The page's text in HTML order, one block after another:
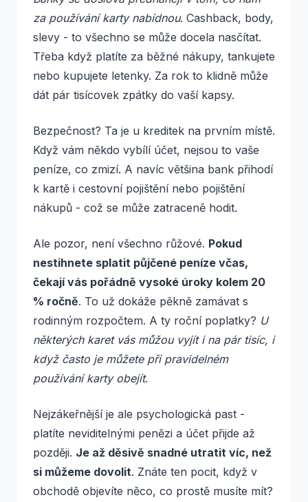
za používání karty nabídnou. Cashback, body,
slevy - to všechno se může docela nasčítat.
Třeba když platíte za běžné nákupy, tankujete
nebo kupujete letenky. Za rok to klidně může
dát pár tisícovek zpátky do vaší kapsy.
Bezpečnost? Ta je u kreditek na prvním místě.
Když vám někdo vybílí účet, nejsou to vaše
peníze, co zmizí. A navíc většina bank přihodí
k kartě i cestovní pojištění nebo pojištění
nákupů - což se může zatraceně hodit.
Ale pozor, není všechno růžové. Pokud
nestihnete splatit půjčené peníze včas,
čekají vás pořádně vysoké úroky kolem 20
% ročně. To už dokáže pěkně zamávat s
rodinným rozpočtem. A ty roční poplatky? U
některých karet vás můžou vyjít i na pár tisíc, i
když často je můžete při pravidelném
používání karty obejít.
Nejzákeřnější je ale psychologická past -
platíte neviditelnými penězi a účet přijde až
později. Je až děsivě snadné utratit víc, než
si můžeme dovolit. Znáte ten pocit, když v
obchodě objevíte něco, co prostě musíte mít?